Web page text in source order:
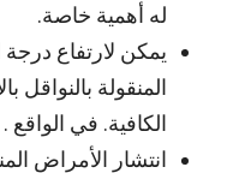
له أهمية خاصة.
يمكن لارتفاع
المنقولة بالنواقل
الكافية. في الواقع .
انتشار الأمراض